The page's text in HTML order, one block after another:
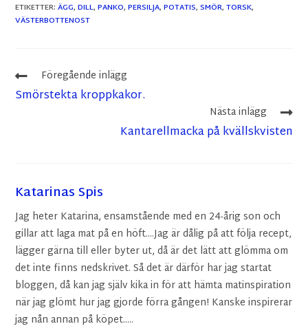
ETIKETTER:ÄGG, DILL, PANKO, PERSILJA, POTATIS, SMÖR, TORSK,
VÄSTERBOTTENOST
Föregående inlägg
Smörstekta kroppkakor.
Nästa inlägg
Kantarellmacka på kvällskvisten
Katarinas Spis
Jag heter Katarina, ensamstående med en 24-årig son och
gillar att laga mat på en höft....Jag är dålig på att följa recept,
lägger gärna till eller byter ut, då är det lätt att glömma om
det inte finns nedskrivet. Så det är därför har jag startat
bloggen, då kan jag själv kika in för att hämta matinspiration
när jag glömt hur jag gjorde förra gången! Kanske inspirerar
jag nån annan på köpet.....